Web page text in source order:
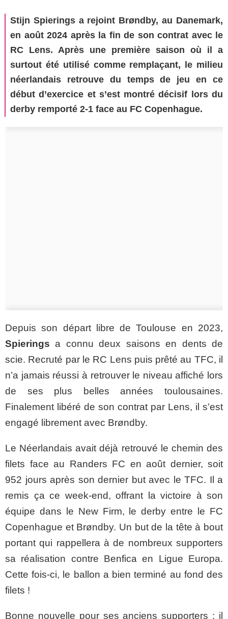
Stijn Spierings a rejoint Brøndby, au Danemark,
en août 2024 après la fin de son contrat avec le
RC Lens. Après une première saison où il a
surtout été utilisé comme remplaçant, le milieu
néerlandais retrouve du temps de jeu en ce
début d’exercice et s’est montré décisif lors du
derby remporté 2-1 face au FC Copenhague.
Depuis son départ libre de Toulouse en 2023,
Spierings a connu deux saisons en dents de
scie. Recruté par le RC Lens puis prêté au TFC, il
n’a jamais réussi à retrouver le niveau affiché lors
de ses plus belles années toulousaines.
Finalement libéré de son contrat par Lens, il s’est
engagé librement avec Brøndby.
Le Néerlandais avait déjà retrouvé le chemin des
filets face au Randers FC en août dernier, soit
952 jours après son dernier but avec le TFC. Il a
remis ça ce week-end, offrant la victoire à son
équipe dans le New Firm, le derby entre le FC
Copenhague et Brøndby. Un but de la tête à bout
portant qui rappellera à de nombreux supporters
sa réalisation contre Benfica en Ligue Europa.
Cette fois-ci, le ballon a bien terminé au fond des
filets !
Bonne nouvelle pour ses anciens supporters : il